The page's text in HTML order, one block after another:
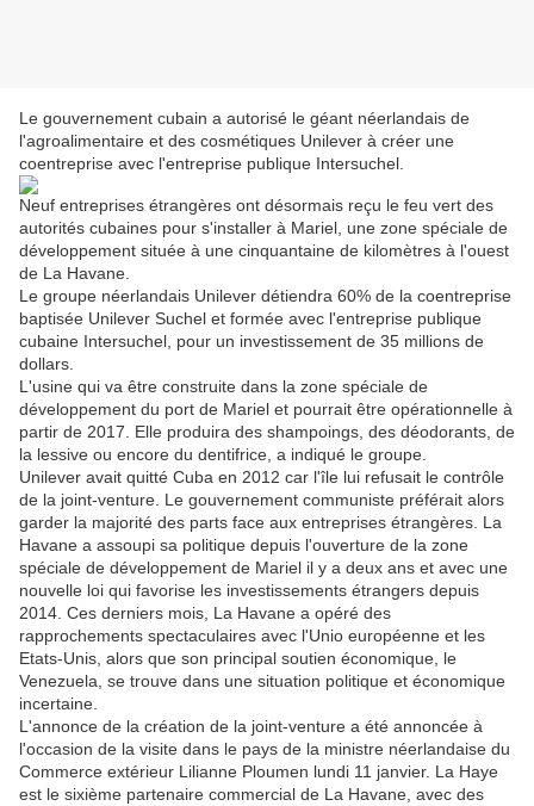
Le gouvernement cubain a autorisé le géant néerlandais de
l'agroalimentaire et des cosmétiques Unilever à créer une
coentreprise avec l'entreprise publique Intersuchel.
Neuf entreprises étrangères ont désormais reçu le feu vert des
autorités cubaines pour s'installer à Mariel, une zone spéciale de
développement située à une cinquantaine de kilomètres à l'ouest
de La Havane.
Le groupe néerlandais Unilever détiendra 60% de la coentreprise
baptisée Unilever Suchel et formée avec l'entreprise publique
cubaine Intersuchel, pour un investissement de 35 millions de
dollars.
L'usine qui va être construite dans la zone spéciale de
développement du port de Mariel et pourrait être opérationnelle à
partir de 2017. Elle produira des shampoings, des déodorants, de
la lessive ou encore du dentifrice, a indiqué le groupe.
Unilever avait quitté Cuba en 2012 car l'île lui refusait le contrôle
de la joint-venture. Le gouvernement communiste préférait alors
garder la majorité des parts face aux entreprises étrangères. La
Havane a assoupi sa politique depuis l'ouverture de la zone
spéciale de développement de Mariel il y a deux ans et avec une
nouvelle loi qui favorise les investissements étrangers depuis
2014. Ces derniers mois, La Havane a opéré des
rapprochements spectaculaires avec l'Unio européenne et les
Etats-Unis, alors que son principal soutien économique, le
Venezuela, se trouve dans une situation politique et économique
incertaine.
L'annonce de la création de la joint-venture a été annoncée à
l'occasion de la visite dans le pays de la ministre néerlandaise du
Commerce extérieur Lilianne Ploumen lundi 11 janvier. La Haye
est le sixième partenaire commercial de La Havane, avec des